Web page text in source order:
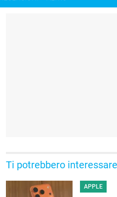
Ti potrebbero interessare
APPLE